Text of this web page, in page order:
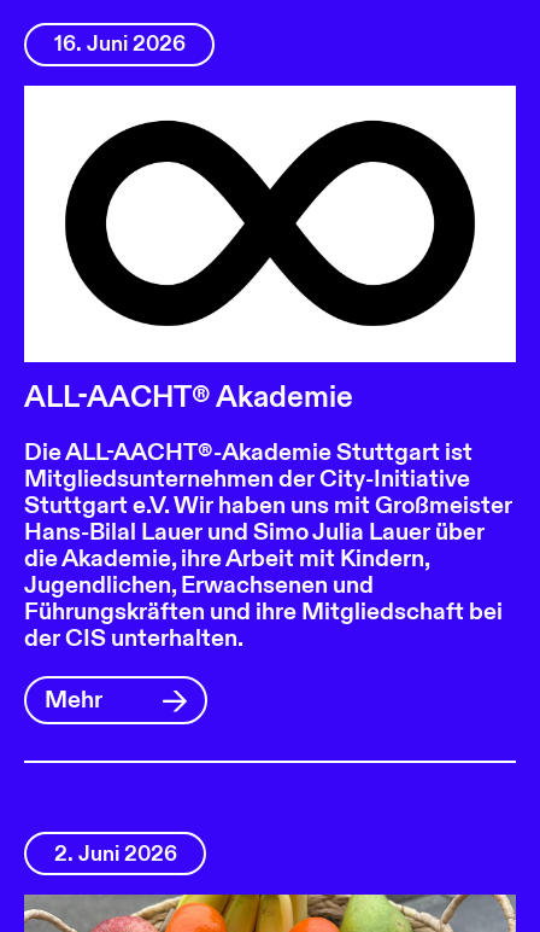
16. Juni 2026
ALL-AACHT® Akademie
Die ALL-AACHT®-Akademie Stuttgart ist
Mitgliedsunternehmen der City-Initiative
Stuttgart e.V. Wir haben uns mit Großmeister
Hans-Bilal Lauer und Simo Julia Lauer über
die Akademie, ihre Arbeit mit Kindern,
Jugendlichen, Erwachsenen und
Führungskräften und ihre Mitgliedschaft bei
der CIS unterhalten.
Mehr
2. Juni 2026